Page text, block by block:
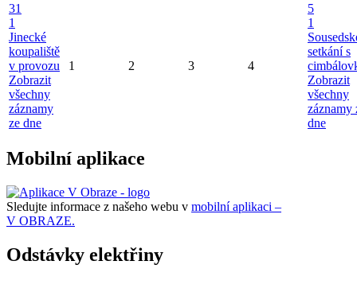
31
1
Jinecké
koupaliště
v provozu
Zobrazit
všechny
záznamy
ze dne
1 2 3 4
5
1
setkání s
Zobrazit
všechny
záznamy
dne
Mobilní aplikace
Sledujte informace z našeho webu v mobilní aplikaci –
V OBRAZE.
Odstávky elektřiny